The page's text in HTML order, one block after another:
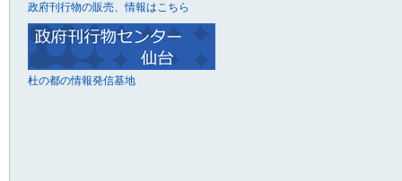
政府刊行物の販売、情報はこちら
杜の都の情報発信基地